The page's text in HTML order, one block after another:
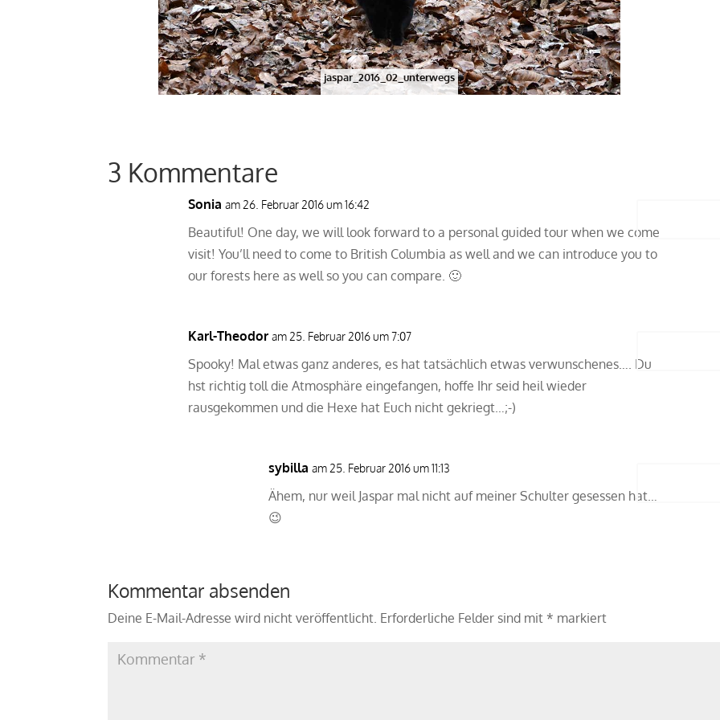
jaspar_2016_02_unterwegs
3 Kommentare
Sonia am 26. Februar 2016 um 16:42
Beautiful! One day, we will look forward to a personal guided tour when we come
visit! You’ll need to come to British Columbia as well and we can introduce you to
our forests here as well so you can compare. 🙂
Karl-Theodor am 25. Februar 2016 um 7:07
Spooky! Mal etwas ganz anderes, es hat tatsächlich etwas verwunschenes…. Du
hst richtig toll die Atmosphäre eingefangen, hoffe Ihr seid heil wieder
rausgekommen und die Hexe hat Euch nicht gekriegt…;-)
sybilla am 25. Februar 2016 um 11:13
Ähem, nur weil Jaspar mal nicht auf meiner Schulter gesessen hat…
😉
Kommentar absenden
Deine E-Mail-Adresse wird nicht veröffentlicht. Erforderliche Felder sind mit * markiert